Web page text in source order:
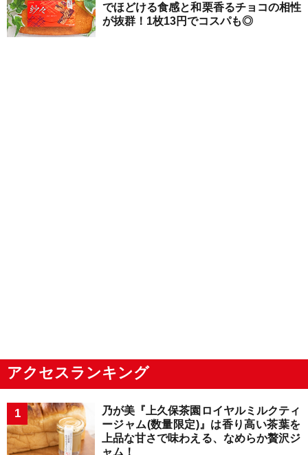
でほどける食感と和栗香るチョコの相性
が抜群！1枚13円でコスパも◎
アクセスランキング
乃が美『上久保茶園ロイヤルミルクティ
ージャム(数量限定)』は香り高い茶葉を
上品な甘さで味わえる、なめらか贅沢ジ
ャム！